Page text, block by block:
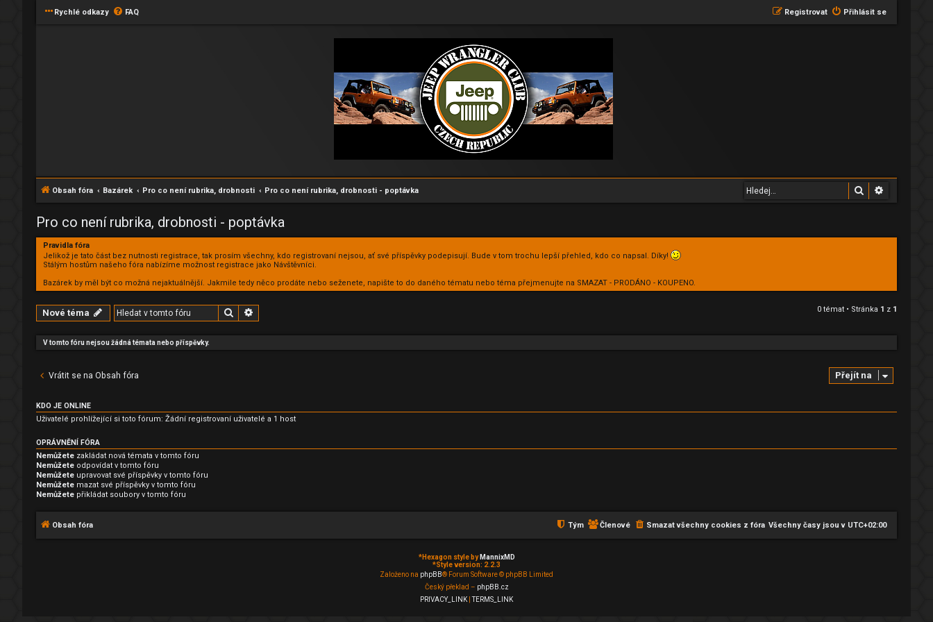
Rychlé odkazy FAQ Přihlásit se
Registrovat
Obsah fóra Bazárek Pro co není rubrika, drobnosti Pro co není rubrika, drobnosti - poptávka Hledat
Pro co není rubrika, drobnosti - poptávka
Pravidla fóra
Jelikož je tato část bez nutnosti registrace, tak prosím všechny, kdo registrovaní nejsou, ať své příspěvky podepisují. Bude v tom trochu lepší přehled, kdo co napsal. Díky!
Stálým hostům našeho fóra nabízíme možnost registrace jako Návštěvníci.
Bazárek by měl být co možná nejaktuálnější. Jakmile tedy něco prodáte nebo seženete, napište to do daného tématu nebo téma přejmenujte na SMAZAT - PRODÁNO - KOUPENO.
Nové téma Hledat 0 témat • Stránka 1 z 1
V tomto fóru nejsou žádná témata nebo příspěvky.
Vrátit se na Obsah fóra Přejít na
KDO JE ONLINE
Uživatelé prohlížející si toto fórum: Žádní registrovaní uživatelé a 1 host
OPRÁVNĚNÍ FÓRA
Nemůžete zakládat nová témata v tomto fóru
Nemůžete odpovídat v tomto fóru
Nemůžete upravovat své příspěvky v tomto fóru
Nemůžete mazat své příspěvky v tomto fóru
Nemůžete přikládat soubory v tomto fóru
Obsah fóra Všechny časy jsou v UTC+02:00
Smazat všechny cookies z fóra
Členové
Tým
*Hexagon style by MannixMD
*Style version: 2.2.3
Založeno na phpBB® Forum Software © phpBB Limited
Český překlad – phpBB.cz
PRIVACY_LINK |TERMS_LINK